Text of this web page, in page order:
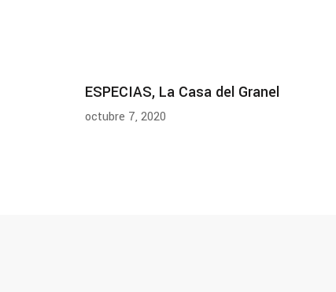
ESPECIAS, La Casa del Granel
octubre 7, 2020